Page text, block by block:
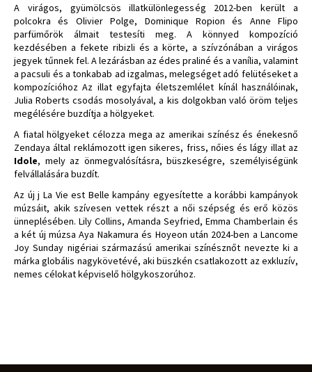
A virágos, gyümölcsös illatkülönlegesség 2012-ben került a
polcokra és Olivier Polge, Dominique Ropion és Anne Flipo
parfümőrök álmait testesíti meg. A könnyed kompozíció
kezdésében a fekete ribizli és a körte, a szívzónában a virágos
jegyek tűnnek fel. A lezárásban az édes praliné és a vanília, valamint
a pacsuli és a tonkabab ad izgalmas, melegséget adó felütéseket a
kompozícióhoz Az illat egyfajta életszemlélet kínál használóinak,
Julia Roberts csodás mosolyával, a kis dolgokban való öröm teljes
megélésére buzdítja a hölgyeket.
A fiatal hölgyeket célozza mega az amerikai színész és énekesnő
Zendaya által reklámozott igen sikeres, friss, nőies és lágy illat az
Idole, mely az önmegvalósításra, büszkeségre, személyiségünk
felvállalására buzdít.
Az új j La Vie est Belle kampány egyesítette a korábbi kampányok
múzsáit, akik szívesen vettek részt a női szépség és erő közös
ünneplésében. Lily Collins, Amanda Seyfried, Emma Chamberlain és
a két új múzsa Aya Nakamura és Hoyeon után 2024-ben a Lancome
Joy Sunday nigériai származású amerikai színésznőt nevezte ki a
márka globális nagykövetévé, aki büszkén csatlakozott az exkluzív,
nemes célokat képviselő hölgykoszorúhoz.